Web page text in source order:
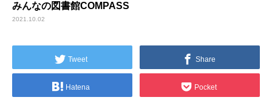
みんなの図書館COMPASS
2021.10.02
Tweet Share
Hatena Pocket